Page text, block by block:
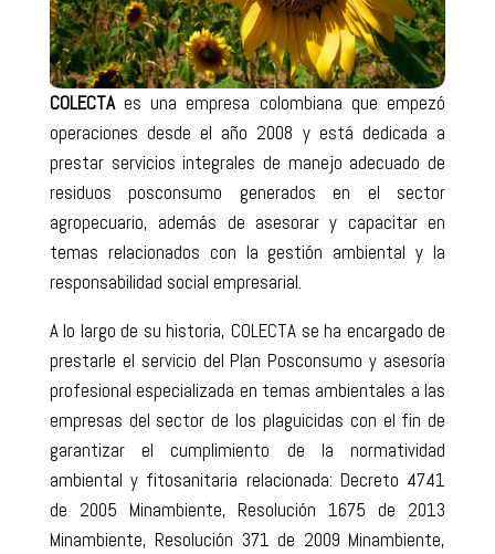
COLECTAes una empresa colombiana que empezó
operaciones desde el año 2008 y está dedicada a
prestar servicios integrales de manejo adecuado de
residuos posconsumo generados en el sector
agropecuario, además de asesorar y capacitar en
temas relacionados con la gestión ambiental y la
responsabilidad social empresarial.
A lo largo de su historia, COLECTA se ha encargado de
prestarle el servicio del Plan Posconsumo y asesoría
profesional especializada en temas ambientales a las
empresas del sector de los plaguicidas con el fin de
garantizar el cumplimiento de la normatividad
ambiental y fitosanitaria relacionada: Decreto 4741
de 2005 Minambiente, Resolución 1675 de 2013
Minambiente, Resolución 371 de 2009 Minambiente,